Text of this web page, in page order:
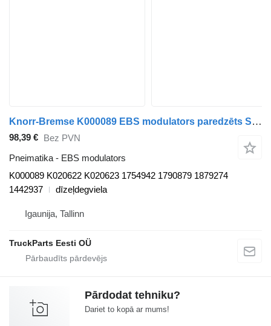
Knorr-Bremse K000089 EBS modulators paredzēts Scania P,G,R,T-series (2004-2017) vilcēja
98,39 € Bez PVN
Pneimatika - EBS modulators
K000089 K020622 K020623 1754942 1790879 1879274
1442937
dīzeļdegviela
Igaunija, Tallinn
TruckParts Eesti OÜ
Pārdodat tehniku?
Dariet to kopā ar mums!